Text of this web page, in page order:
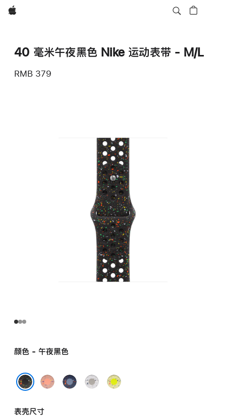
Apple
40 毫米午夜黑色 Nike 运动表带 - M/L
RMB 379
颜色 - 午夜黑色
山
粉
缎
朦
荧
表壳尺寸